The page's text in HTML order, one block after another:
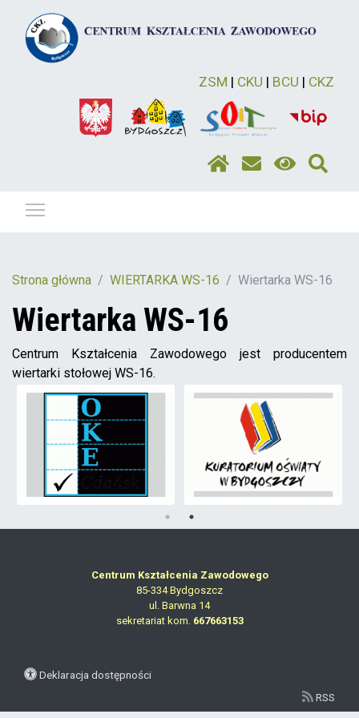
ZSM | CKU | BCU | CKZ
Strona główna WIERTARKA WS-16 Wiertarka WS-16
Wiertarka WS-16
Centrum Kształcenia Zawodowego jest producentem
wiertarki stołowej WS-16.
Centrum Kształcenia Zawodowego
85-334 Bydgoszcz
ul. Barwna 14
sekretariat kom. 667663153
Deklaracja dostępności
RSS